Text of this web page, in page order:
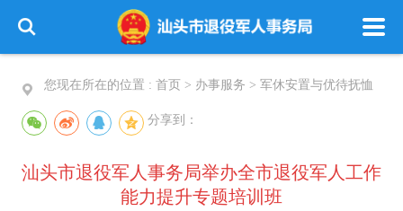
您现在所在的位置 : 首页 > 办事服务 > 军休安置与优待抚恤
分享到：
汕头市退役军人事务局举办全市退役军人工作
能力提升专题培训班